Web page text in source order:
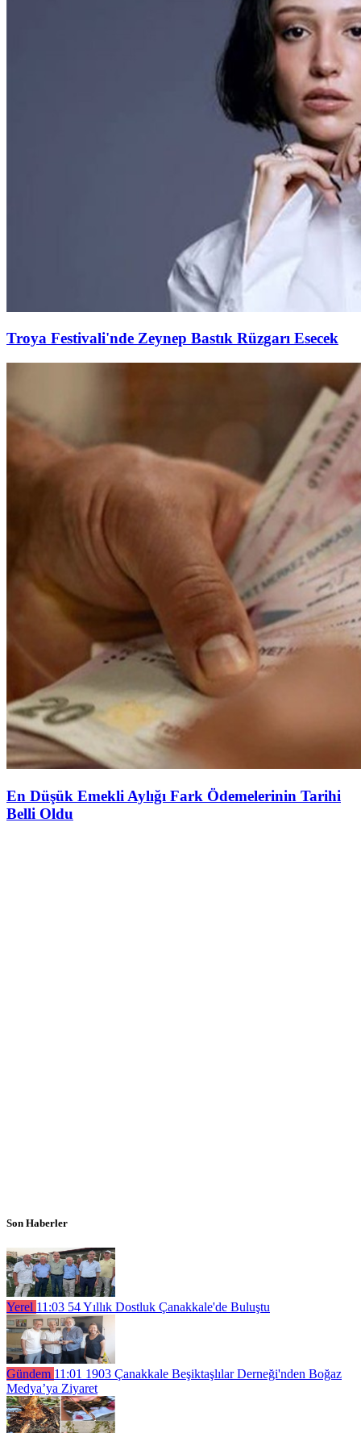
Troya Festivali'nde Zeynep Bastık Rüzgarı Esecek
En Düşük Emekli Aylığı Fark Ödemelerinin Tarihi
Belli Oldu
Son Haberler
Yerel 11:03 54 Yıllık Dostluk Çanakkale'de Buluştu
Gündem 11:01 1903 Çanakkale Beşiktaşlılar Derneği'nden Boğaz
Medya’ya Ziyaret